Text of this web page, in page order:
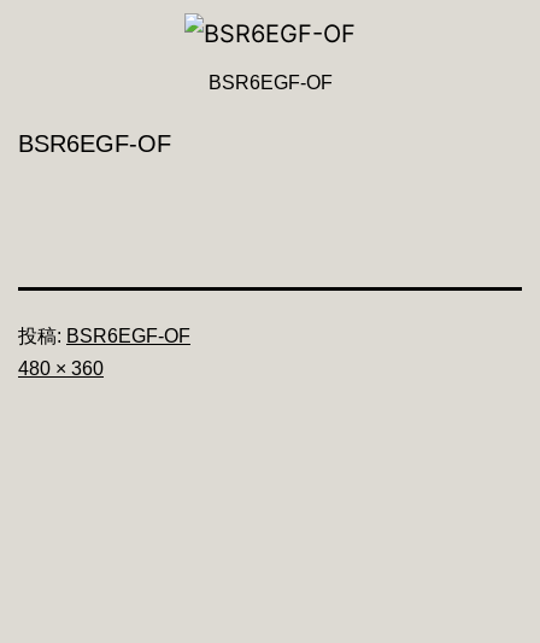
BSR6EGF-OF
BSR6EGF-OF
投稿: BSR6EGF-OF
フ
480 × 360